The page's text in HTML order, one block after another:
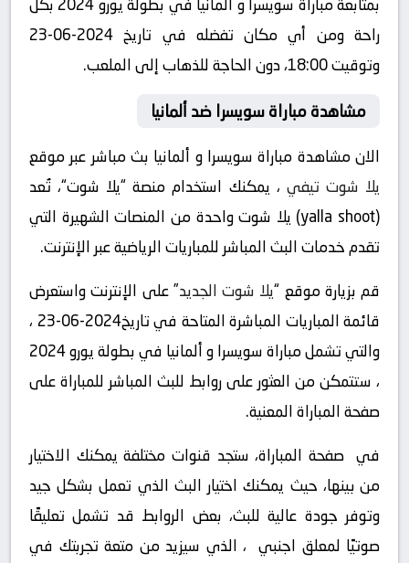
راحة ومن أي مكان تفضله في تاريخ 2024-06-23
وتوقيت 18:00، دون الحاجة للذهاب إلى الملعب.
مشاهدة مباراة سويسرا ضد ألمانيا
الان مشاهدة مباراة سويسرا و ألمانيا بث مباشر عبر موقع
يلا شوت تيفي ، يمكنك استخدام منصة “يلا شوت“، تُعد
(yalla shoot) يلا شوت واحدة من المنصات الشهيرة التي
تقدم خدمات البث المباشر للمباريات الرياضية عبر الإنترنت.
قم بزيارة موقع “يلا شوت الجديد” على الإنترنت واستعرض
قائمة المباريات المباشرة المتاحة في تاريخ2024-06-23 ،
والتي تشمل مباراة سويسرا و ألمانيا في بطولة يورو 2024
، ستتمكن من العثور على روابط للبث المباشر للمباراة على
صفحة المباراة المعنية.
في صفحة المباراة، ستجد قنوات مختلفة يمكنك الاختيار
من بينها، حيث يمكنك اختيار البث الذي تعمل بشكل جيد
وتوفر جودة عالية للبث، بعض الروابط قد تشمل تعليقًا
صوتيًا لمعلق اجنبي ، الذي سيزيد من متعة تجربتك في